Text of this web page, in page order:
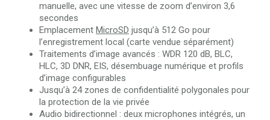
manuelle, avec une vitesse de zoom d’environ 3,6
secondes
Emplacement MicroSD jusqu’à 512 Go pour
l’enregistrement local (carte vendue séparément)
Traitements d’image avancés : WDR 120 dB, BLC,
HLC, 3D DNR, EIS, désembuage numérique et profils
d’image configurables
Jusqu’à 24 zones de confidentialité polygonales pour
la protection de la vie privée
Audio bidirectionnel : deux microphones intégrés, un